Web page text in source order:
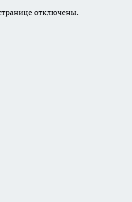
отключены.